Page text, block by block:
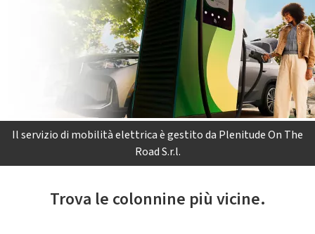
Il servizio di mobilità elettrica è gestito da Plenitude On The
Road S.r.l.
Trova le colonnine più vicine.